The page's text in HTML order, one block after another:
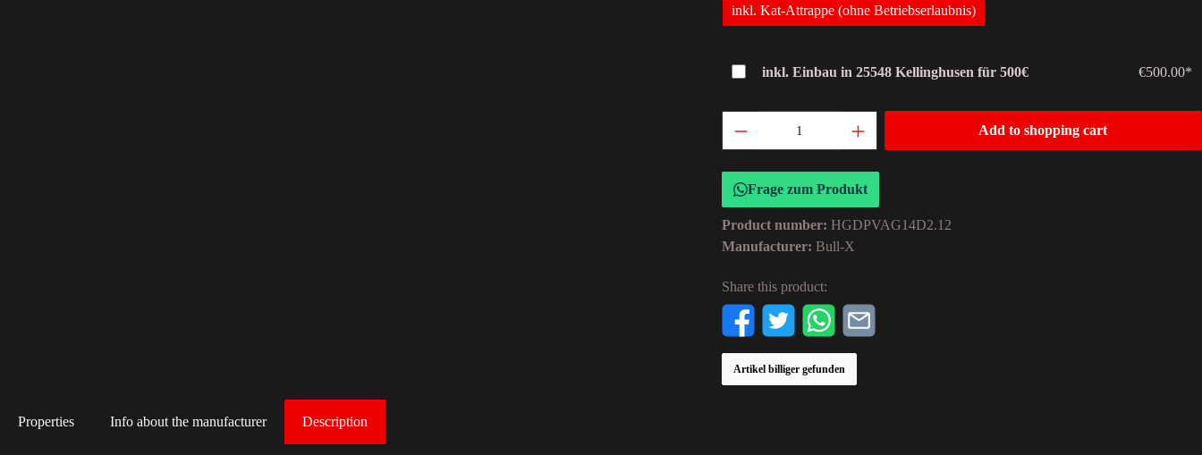
inkl. Kat-Attrappe (ohne Betriebserlaubnis)
inkl. Einbau in 25548 Kellinghusen für 500€ €500.00*
Add to shopping cart
Frage zum Produkt
Product number:HGDPVAG14D2.12
Manufacturer:Bull-X
Share this product:
Artikel billiger gefunden
Description
Properties Info about the manufacturer